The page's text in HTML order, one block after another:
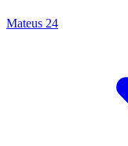
Mateus 24